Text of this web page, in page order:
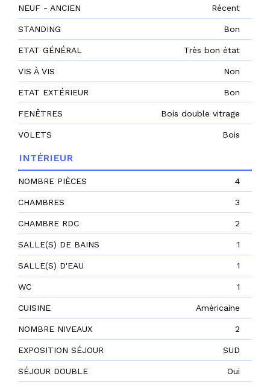
NEUF - ANCIEN Récent
STANDING Bon
ETAT GÉNÉRAL Très bon état
VIS À VIS Non
ETAT EXTÉRIEUR Bon
FENÊTRES Bois double vitrage
VOLETS Bois
INTÉRIEUR
NOMBRE PIÈCES 4
CHAMBRES 3
CHAMBRE RDC 2
SALLE(S) DE BAINS 1
SALLE(S) D'EAU 1
WC 1
CUISINE Américaine
NOMBRE NIVEAUX 2
EXPOSITION SÉJOUR SUD
SÉJOUR DOUBLE Oui